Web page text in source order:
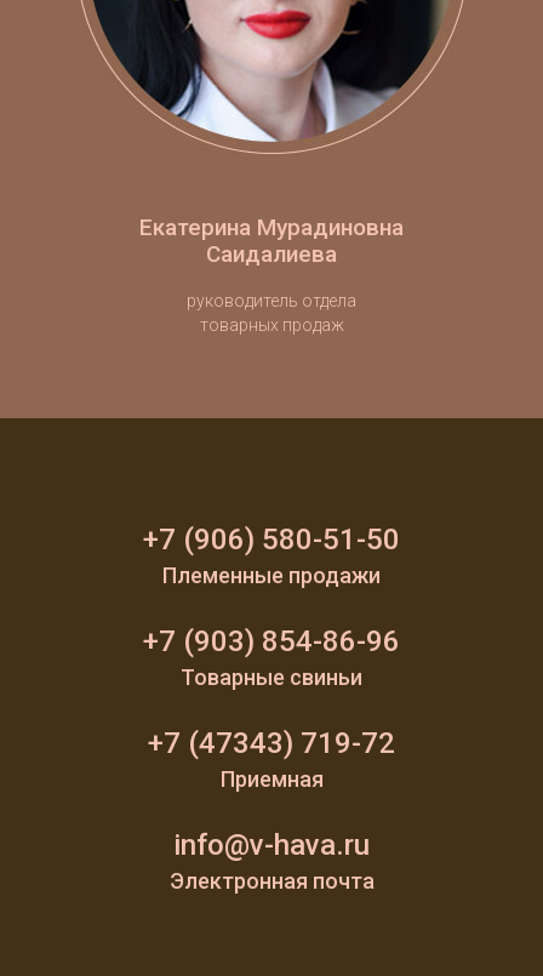
Екатерина Мурадиновна
Саидалиева
руководитель отдела
товарных продаж
+7 (906) 580-51-50
Племенные продажи
+7 (903) 854-86-96
Товарные свиньи
+7 (47343) 719-72
Приемная
info@v-hava.ru
Электронная почта